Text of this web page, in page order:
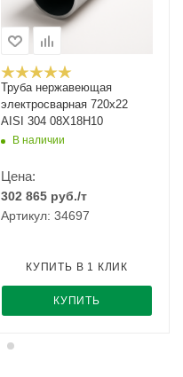
Труба нержавеющая
электросварная 720х22
AISI 304 08Х18Н10
В наличии
Цена:
302 865 руб./т
Артикул: 34697
КУПИТЬ
КУПИТЬ В 1 КЛИК